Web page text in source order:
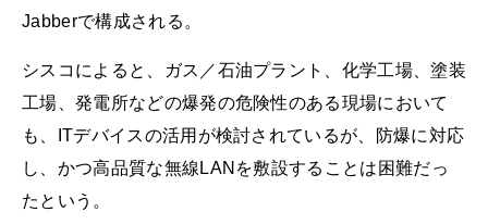
Jabberで構成される。
シスコによると、ガス／石油プラント、化学工場、塗装
工場、発電所などの爆発の危険性のある現場において
も、ITデバイスの活用が検討されているが、防爆に対応
し、かつ高品質な無線LANを敷設することは困難だっ
たという。